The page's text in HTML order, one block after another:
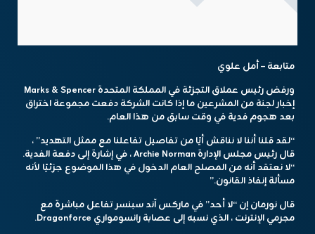
متابعة – أمل علوي
ورفض رئيس عملاق التجزئة في المملكة المتحدة Marks & Spencer
إخبار لجنة من المشرعين ما إذا كانت الشركة دفعت مجموعة اختراق
بعد هجوم فدية في وقت سابق من هذا العام.
“لقد قلنا أننا لا نناقش أيًا من تفاصيل تفاعلنا مع ممثل التهديد” ،
قال رئيس مجلس الإدارة Archie Norman ، في إشارة إلى دفعة الفدية.
“لا نعتقد أنه من المصلح العام الدخول في هذا الموضوع جزئيًا لأنه
مسألة إنفاذ القانون.”
قال نورمان إن “لا أحد” في ماركس آند سبنسر تفاعل مباشرة مع
مجرمي الإنترنت ، الذي نسبه إلى عصابة رانسومواري Dragonforce.